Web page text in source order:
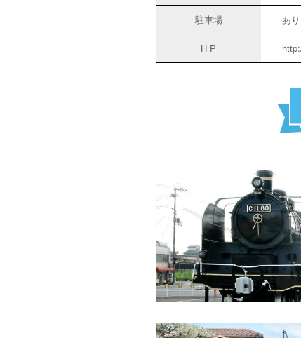
駐車場 あ
H P